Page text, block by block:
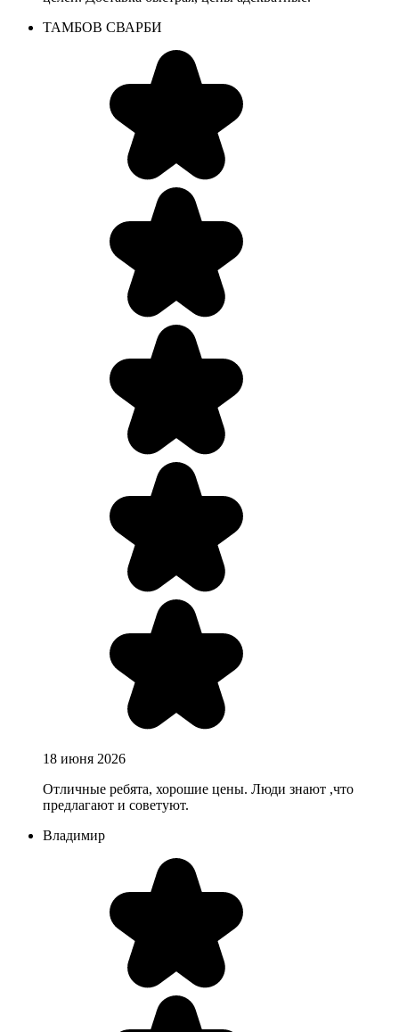
ТАМБОВ СВАРБИ
18 июня 2026
Отличные ребята, хорошие цены. Люди знают ,что
предлагают и советуют.
Владимир